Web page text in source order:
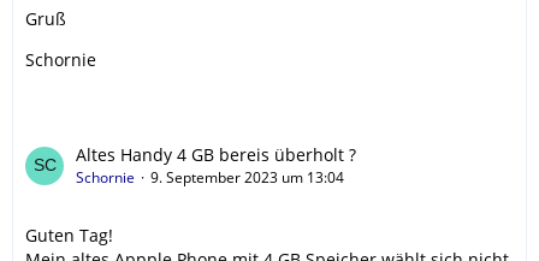
Gruß
Schornie
Altes Handy 4 GB bereis überholt ?
Schornie 9. September 2023 um 13:04
Guten Tag!